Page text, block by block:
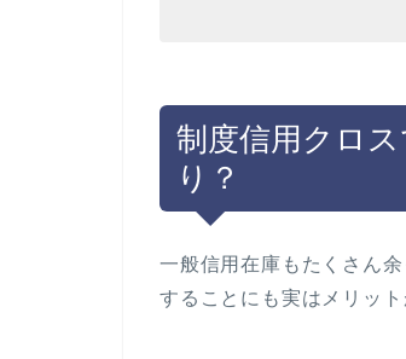
制度信用クロ
り？
一般信用在庫もたくさん
することにも実はメリット